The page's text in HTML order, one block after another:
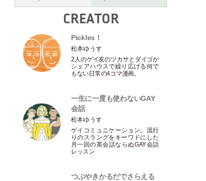
CREATOR
Pickles！
松本ゆうす
2人のゲイ友のツカサとダイゴが
シェアハウスで繰り広げる何で
もない日常の4コマ漫画。
一生に一度も使わないGAY
会話
松本ゆうす
ゲイコミュニケーション。流行
りのスラングをキーワドにした
月一回の英会話ならぬGAY会話
レッスン
つぶやきかるだでさらえる